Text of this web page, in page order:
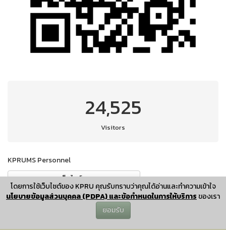
24,525
Visitors
โดยการใช้เว็บไซต์ของ KPRU คุณรับทราบว่าคุณได้อ่านและทำความเข้าใจ
นโยบายข้อมูลส่วนบุคคล (PDPA) และข้อกำหนดในการให้บริการ ของเรา
ยอมรับ
KPRUMS Personnel
เว็บไชต์